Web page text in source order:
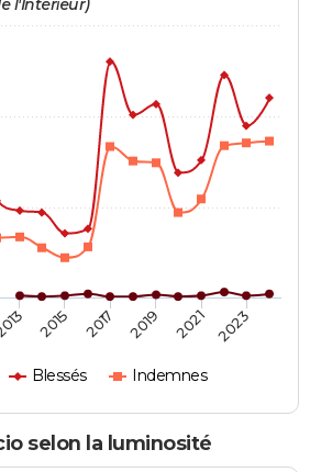
l'Intérieur)
Blessés Indemnes
2015 2017 2019 2021 2023
selon la luminosité